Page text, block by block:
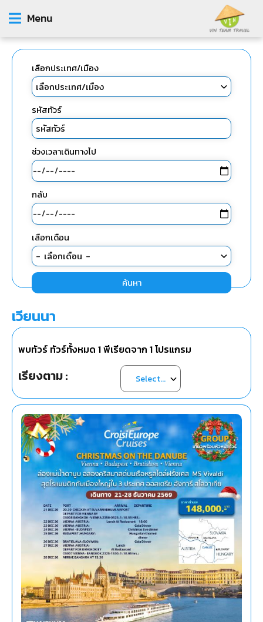
Menu
เลือกประเทศ/เมือง
รหัสทัวร์
ช่วงเวลาเดินทางไป
กลับ
เลือกเดือน
ค้นหา
เวียนนา
พบทัวร์ ทัวร์ทั้งหมด 1พีเรียดจาก 1โปรแกรม
เรียงตาม :